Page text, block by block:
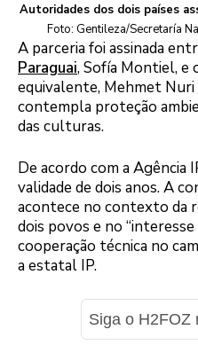
Autoridades dos dois países
Foto: Gentileza/Secretaría
A parceria foi assinada
Paraguai, Sofía Montiel,
equivalente, Mehmet Nuri
contempla proteção
das culturas.
De acordo com a Agência
validade de dois anos. A
acontece no contexto da
dois povos e no
cooperação técnica no
a estatal IP.
Siga o H2FOZ